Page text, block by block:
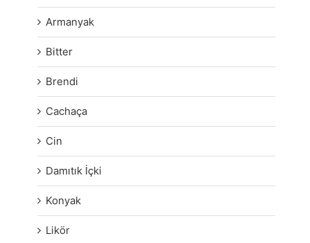
Armanyak
Bitter
Brendi
Cachaça
Cin
Damıtık İçki
Konyak
Likör